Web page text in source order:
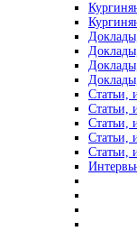
Статьи,
Статьи,
Статьи,
Статьи,
Статьи,